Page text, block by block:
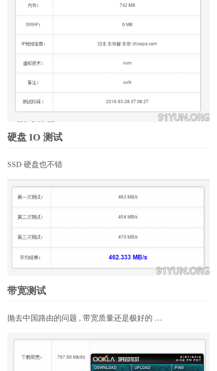
硬盘 IO 测试
SSD 硬盘也不错
带宽测试
抛去中国路由的问题 , 带宽质量还是极好的 …